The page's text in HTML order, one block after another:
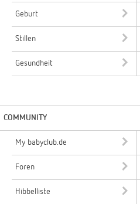
Geburt
Stillen
Gesundheit
COMMUNITY
My babyclub.de
Foren
Hibbelliste